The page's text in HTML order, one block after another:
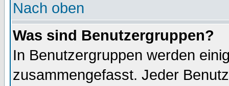
Nach oben
Was sind Benutzergruppen?
In Benutzergruppen werden
zusammengefasst. Jeder